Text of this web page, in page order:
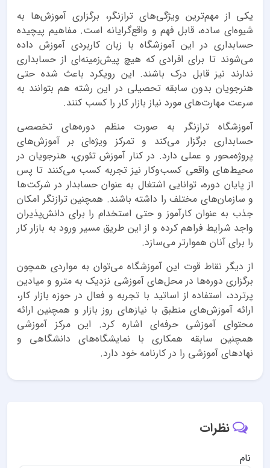
یکی از مهم‌ترین ویژگی‌های ترازنگر، برگزاری آموزش‌ها به
شیوه‌ای ساده، قابل فهم و واقع‌گرایانه است. مفاهیم پیچیده
حسابداری در این آموزشگاه با زبان کاربردی آموزش داده
می‌شوند تا برای افرادی که هیچ پیش‌زمینه‌ای از حسابداری
ندارند نیز قابل درک باشند. این رویکرد باعث شده حتی
هنرجویان بدون سابقه تحصیلی در این رشته هم بتوانند به
سرعت مهارت‌های مورد نیاز بازار کار را کسب کنند.
آموزشگاه ترازنگر به صورت منظم دوره‌های تخصصی
حسابداری برگزار می‌کند و تمرکز ویژه‌ای بر آموزش‌های
پروژه‌محور و عملی دارد. در کنار آموزش تئوری، هنرجویان در
محیط‌های واقعی کسب‌وکار نیز تجربه کسب می‌کنند تا پس
از پایان دوره، توانایی اشتغال به عنوان حسابدار در شرکت‌ها
و سازمان‌های مختلف را داشته باشند. همچنین ترازنگر امکان
جذب به عنوان کارآموز و حتی استخدام را برای دانش‌پذیران
واجد شرایط فراهم کرده و از این طریق مسیر ورود به بازار کار
را برای آنان هموارتر می‌سازد.
از دیگر نقاط قوت این آموزشگاه می‌توان به مواردی همچون
برگزاری دوره‌ها در محل‌های آموزشی نزدیک به مترو و میادین
پرتردد، استفاده از اساتید با تجربه و فعال در حوزه بازار کار،
ارائه آموزش‌های منطبق با نیازهای روز بازار و همچنین ارائه
محتوای آموزشی حرفه‌ای اشاره کرد. این مرکز آموزشی
همچنین سابقه همکاری با نمایشگاه‌های دانشگاهی و
نهادهای آموزشی را در کارنامه خود دارد.
نظرات
نام